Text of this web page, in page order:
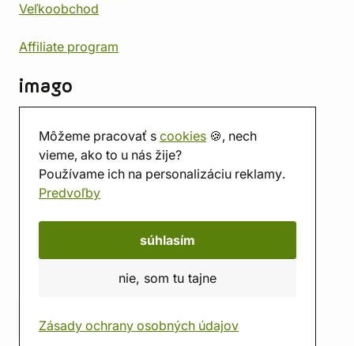
Môžeme pracovať s cookies 🍪, nech
vieme, ako to u nás žije?
Používame ich na personalizáciu reklamy.
Predvoľby
súhlasím
nie, som tu tajne
Zásady ochrany osobných údajov
Veľkoobchod
Affiliate program
imago
Predajňa
Herňa
O nás
Hodnotenie obchodu